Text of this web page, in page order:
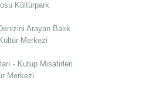
Kültürpark
Arayan Balık
Merkezi
- Kutup Misafirleri
Merkezi